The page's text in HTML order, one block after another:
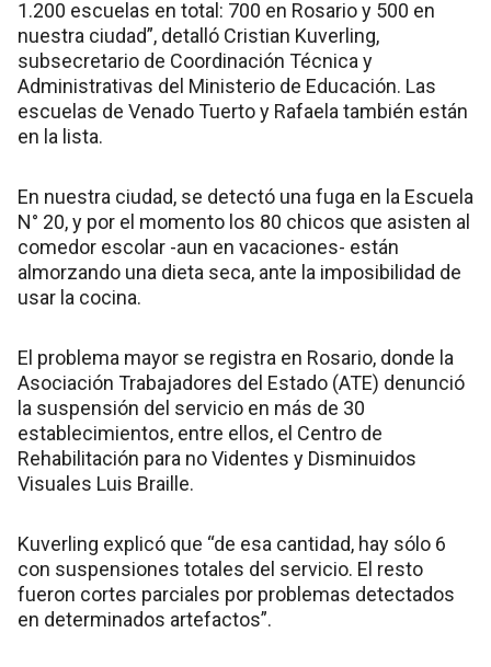
1.200 escuelas en total: 700 en Rosario y 500 en
nuestra ciudad”, detalló Cristian Kuverling,
subsecretario de Coordinación Técnica y
Administrativas del Ministerio de Educación. Las
escuelas de Venado Tuerto y Rafaela también están
en la lista.
En nuestra ciudad, se detectó una fuga en la Escuela
N° 20, y por el momento los 80 chicos que asisten al
comedor escolar -aun en vacaciones- están
almorzando una dieta seca, ante la imposibilidad de
usar la cocina.
El problema mayor se registra en Rosario, donde la
Asociación Trabajadores del Estado (ATE) denunció
la suspensión del servicio en más de 30
establecimientos, entre ellos, el Centro de
Rehabilitación para no Videntes y Disminuidos
Visuales Luis Braille.
Kuverling explicó que “de esa cantidad, hay sólo 6
con suspensiones totales del servicio. El resto
fueron cortes parciales por problemas detectados
en determinados artefactos”.